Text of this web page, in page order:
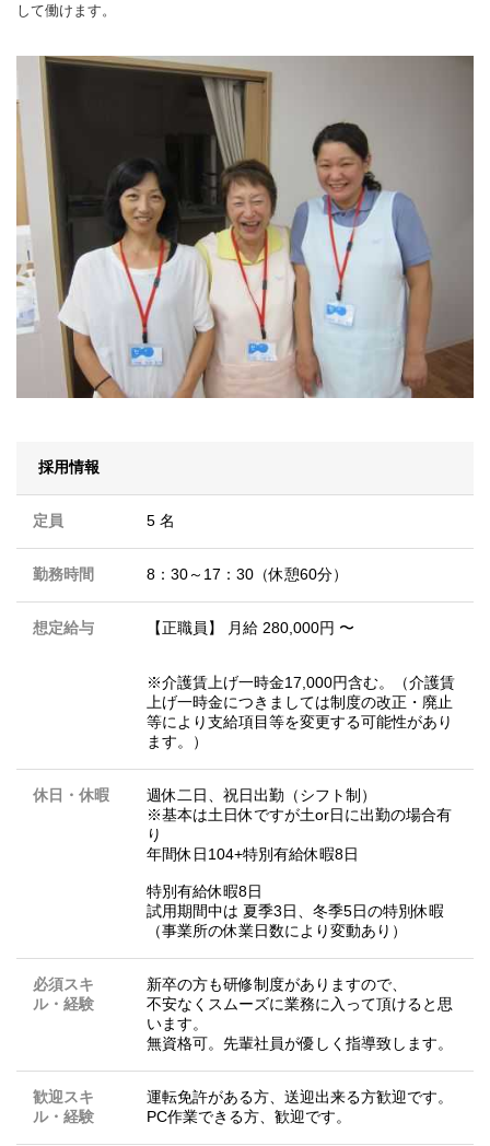
して働けます。
採用情報
定員 5 名
勤務時間 8：30～17：30（休憩60分）
想定給与 【正職員】 月給 280,000円 〜
※介護賃上げ一時金17,000円含む。（介護賃
上げ一時金につきましては制度の改正・廃止
等により支給項目等を変更する可能性があり
ます。）
休日・休暇
週休二日、祝日出勤（シフト制）
※基本は土日休ですが土or日に出勤の場合有
り
年間休日104+特別有給休暇8日
特別有給休暇8日
試用期間中は 夏季3日、冬季5日の特別休暇
（事業所の休業日数により変動あり）
必須スキ
ル・経験
新卒の方も研修制度がありますので、
不安なくスムーズに業務に入って頂けると思
います。
無資格可。先輩社員が優しく指導致します。
歓迎スキ
ル・経験
運転免許がある方、送迎出来る方歓迎です。
PC作業できる方、歓迎です。